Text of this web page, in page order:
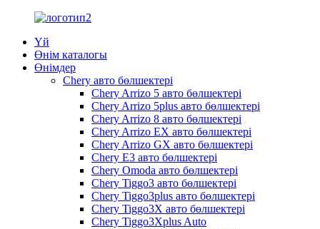
Үй
Өнім каталогы
Өнімдер
Chery авто бөлшектері
Chery Arrizo 5 авто бөлшектері
Chery Arrizo 5plus авто бөлшектері
Chery Arrizo 8 авто бөлшектері
Chery Arrizo EX авто бөлшектері
Chery Arrizo GX авто бөлшектері
Chery E3 авто бөлшектері
Chery Omoda авто бөлшектері
Chery Tiggo3 авто бөлшектері
Chery Tiggo3plus авто бөлшектері
Chery Tiggo3X авто бөлшектері
Chery Tiggo3Xplus Auto